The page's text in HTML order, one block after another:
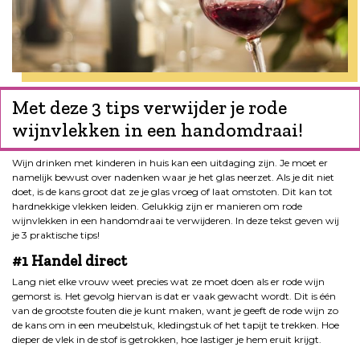
Met deze 3 tips verwijder je rode
wijnvlekken in een handomdraai!
Wijn drinken met kinderen in huis kan een uitdaging zijn. Je moet er
namelijk bewust over nadenken waar je het glas neerzet. Als je dit niet
doet, is de kans groot dat ze je glas vroeg of laat omstoten. Dit kan tot
hardnekkige vlekken leiden. Gelukkig zijn er manieren om rode
wijnvlekken in een handomdraai te verwijderen. In deze tekst geven wij
je 3 praktische tips!
#1 Handel direct
Lang niet elke vrouw weet precies wat ze moet doen als er rode wijn
gemorst is. Het gevolg hiervan is dat er vaak gewacht wordt. Dit is één
van de grootste fouten die je kunt maken, want je geeft de rode wijn zo
de kans om in een meubelstuk, kledingstuk of het tapijt te trekken. Hoe
dieper de vlek in de stof is getrokken, hoe lastiger je hem eruit krijgt.